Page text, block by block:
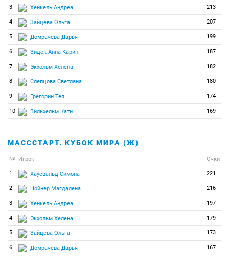
3 Хенкель Андреа 213
4 Зайцева Ольга 207
5 Домрачева Дарья 199
6 Зидек Анна Карин 187
7 Экхольм Хелена 182
8 Слепцова Светлана 180
9 Грегорин Тея 174
10 Вильхельм Кати 169
МАСССТАРТ. КУБОК МИРА (Ж)
№ Игрок Очки
1 Хаусвальд Симона 221
2 Нойнер Магдалена 216
3 Хенкель Андреа 197
4 Экхольм Хелена 179
5 Зайцева Ольга 173
6 Домрачева Дарья 167